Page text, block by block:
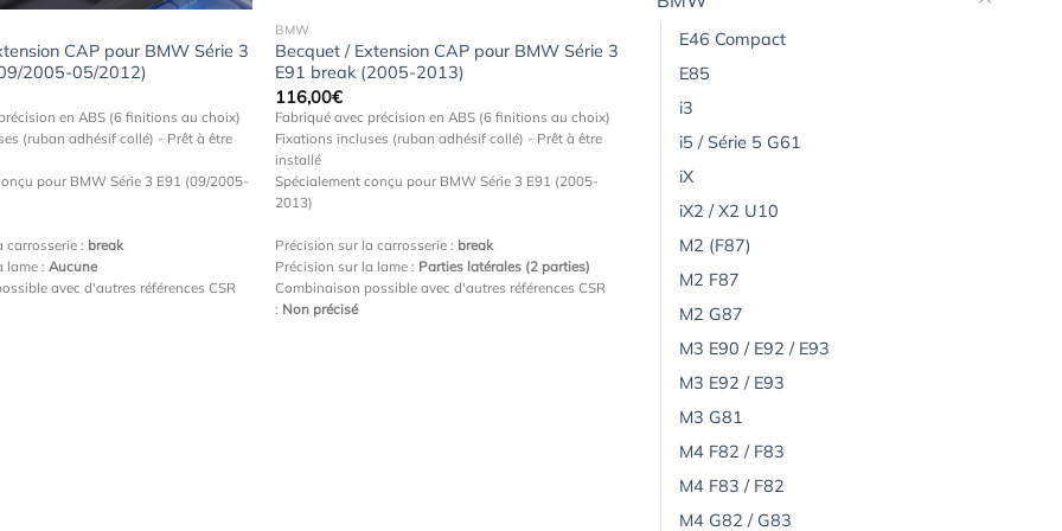
CAP pour BMW Série 3
2005-05/2012)
en ABS (6 finitions au choix)
(ruban adhésif collé) - Prêt à être
pour BMW Série 3 E91 (09/2005-
carrosserie : break
lame :Aucune
avec d'autres références CSR
BMW
Becquet / Extension CAP pour BMW Série 3
E91 break (2005-2013)
116,00€
Fabriqué avec précision en ABS (6 finitions au choix)
Fixations incluses (ruban adhésif collé) - Prêt à être
installé
Spécialement conçu pour BMW Série 3 E91 (2005-
2013)
Précision sur la carrosserie : break
Précision sur la lame : Parties latérales (2 parties)
Combinaison possible avec d'autres références CSR
: Non précisé
E46 Compact
E85
i3
i5 / Série 5 G61
iX
iX2 / X2 U10
M2 (F87)
M2 F87
M2 G87
M3 E90 / E92 / E93
M3 E92 / E93
M3 G81
M4 F82 / F83
M4 F83 / F82
M4 G82 / G83